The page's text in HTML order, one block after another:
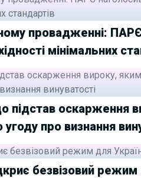
провадженні:
мінімальних
підстав оскарження
про визнання
безвізовий